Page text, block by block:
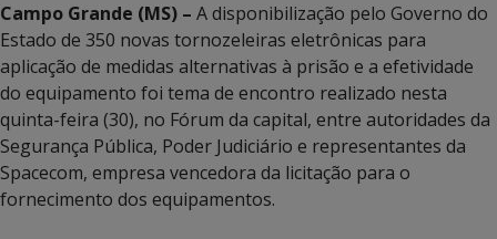
Campo Grande (MS) – A disponibilização pelo Governo do
Estado de 350 novas tornozeleiras eletrônicas para
aplicação de medidas alternativas à prisão e a efetividade
do equipamento foi tema de encontro realizado nesta
quinta-feira (30), no Fórum da capital, entre autoridades da
Segurança Pública, Poder Judiciário e representantes da
Spacecom, empresa vencedora da licitação para o
fornecimento dos equipamentos.